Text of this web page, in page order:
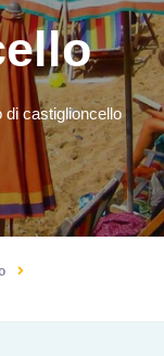
di castiglioncello